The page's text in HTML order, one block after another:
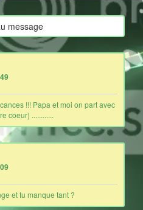
message
!!! Papa et moi on part avec
coeur) ............
et tu manque tant ?